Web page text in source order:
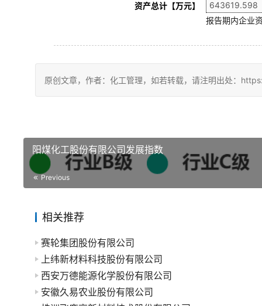
资产总计【万元】
报告期内企业
原创文章，作者：化工管理，如若转载，请注明出处：
阳煤化工股份有限公司发展指数
Previous
相关推荐
赛轮集团股份有限公司
上纬新材料科技股份有限公司
西安万德能源化学股份有限公司
安徽久易农业股份有限公司